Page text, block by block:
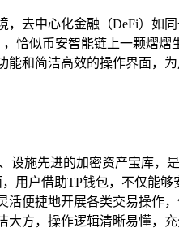
，去中心化金融（DeFi）如
，恰似币安智能链上一颗熠
能和简洁高效的操作界面，
设施先进的加密资产宝库，
用户借助TP钱包，不仅能
活便捷地开展各类交易操作
大方，操作逻辑清晰易懂，